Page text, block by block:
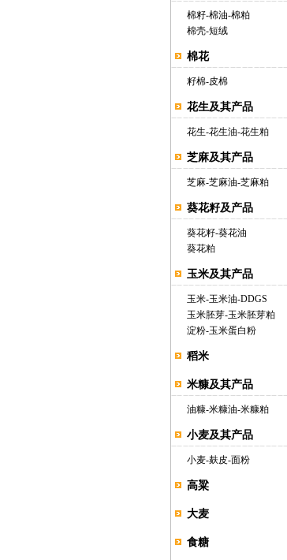
棉籽-棉油-棉粕
棉壳-短绒
棉花
籽棉-皮棉
花生及其产品
花生-花生油-花生粕
芝麻及其产品
芝麻-芝麻油-芝麻粕
葵花籽及产品
葵花籽-葵花油
葵花粕
玉米及其产品
玉米-玉米油-DDGS
玉米胚芽-玉米胚芽粕
淀粉-玉米蛋白粉
稻米
米糠及其产品
油糠-米糠油-米糠粕
小麦及其产品
小麦-麸皮-面粉
高粱
大麦
食糖